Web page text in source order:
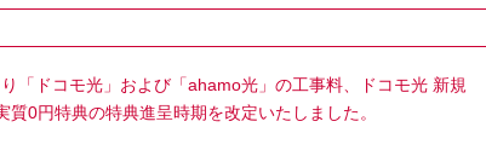
「ドコモ光」および「ahamo光」の工事料、ドコモ光 新規
0円特典の特典進呈時期を改定いたしました。